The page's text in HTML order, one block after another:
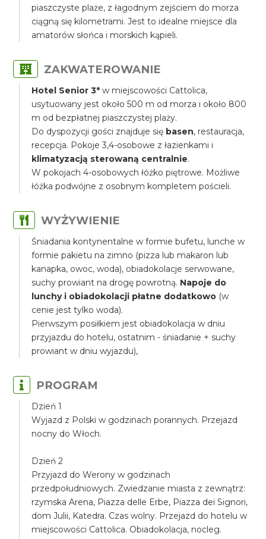
piaszczyste plaże, z łagodnym zejściem do morza
ciągną się kilometrami. Jest to idealne miejsce dla
amatorów słońca i morskich kąpieli.
ZAKWATEROWANIE
Hotel Senior 3* w miejscowości Cattolica,
usytuowany jest około 500 m od morza i około 800
m od bezpłatnej piaszczystej plaży.
Do dyspozycji gości znajduje się basen, restauracja,
recepcja. Pokoje 3,4-osobowe z łazienkami i
klimatyzacją sterowaną centralnie.
W pokojach 4-osobowych łóżko piętrowe. Możliwe
łóżka podwójne z osobnym kompletem pościeli.
WYŻYWIENIE
Śniadania kontynentalne w formie bufetu, lunche w
formie pakietu na zimno (pizza lub makaron lub
kanapka, owoc, woda), obiadokolacje serwowane,
suchy prowiant na drogę powrotną. Napoje do
lunchy i obiadokolacji płatne dodatkowo (w
cenie jest tylko woda).
Pierwszym posiłkiem jest obiadokolacja w dniu
przyjazdu do hotelu, ostatnim - śniadanie + suchy
prowiant w dniu wyjazdu),
PROGRAM
Dzień 1
Wyjazd z Polski w godzinach porannych. Przejazd
nocny do Włoch.
Dzień 2
Przyjazd do Werony w godzinach
przedpołudniowych. Zwiedzanie miasta z zewnątrz:
rzymska Arena, Piazza delle Erbe, Piazza dei Signori,
dom Julii, Katedra. Czas wolny. Przejazd do hotelu w
miejscowości Cattolica. Obiadokolacja, nocleg.